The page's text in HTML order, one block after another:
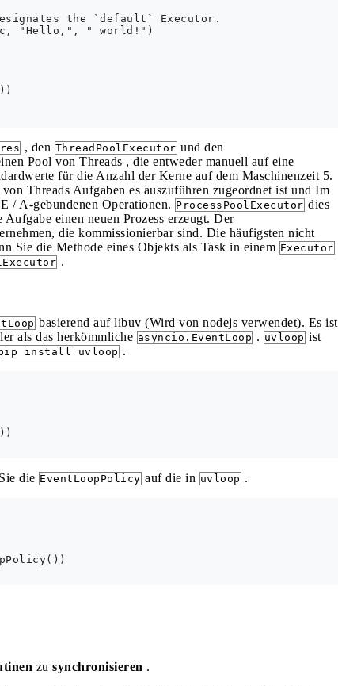
the `default` Executor.
"Hello,", " world!")
, den ThreadPoolExecutor und den
Pool von Threads , die entweder manuell auf eine
für die Anzahl der Kerne auf dem Maschinenzeit 5.
Threads Aufgaben es auszuführen zugeordnet ist und Im
/ A-gebundenen Operationen. ProcessPoolExecutor dies
einen neuen Prozess erzeugt. Der
die kommissionierbar sind. Die häufigsten nicht
Sie die Methode eines Objekts als Task in einem Executor
.
basierend auf libuv (Wird von nodejs verwendet). Es ist
als das herkömmliche asyncio.EventLoop . uvloop ist
install uvloop .
die EventLoopPolicy auf die in uvloop .
zu synchronisieren .